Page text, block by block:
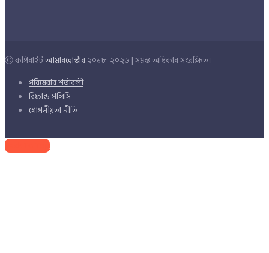
Ⓒ কপিরাইটআমারহোস্টার২০১৮-২০২৬ | সমস্ত অধিকার সংরক্ষিত।
পরিষেবার শর্তাবলী
রিফান্ড পলিসি
গোপনীয়তা নীতি
Back To Top